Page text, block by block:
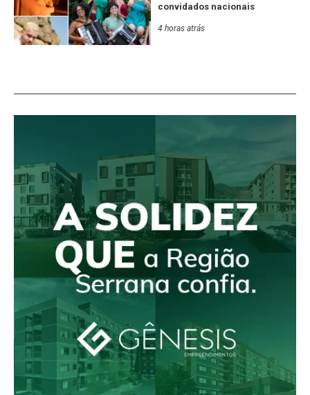
convidados nacionais
4 horas atrás